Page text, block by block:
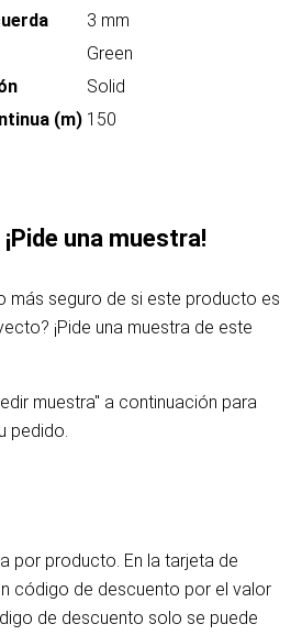
3 mm
Green
Solid
(m) 150
una muestra!
más seguro de si este producto es
¡Pide una muestra de este
muestra" a continuación para
pedido.
por producto. En la tarjeta de
código de descuento por el valor
de descuento solo se puede